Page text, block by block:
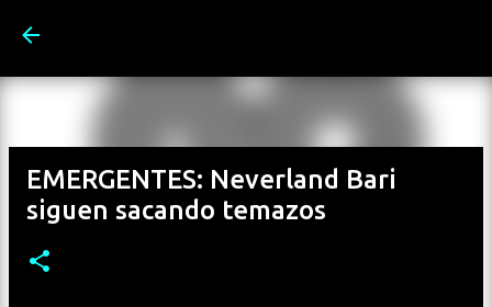
EMERGENTES: Neverland Bari
siguen sacando temazos